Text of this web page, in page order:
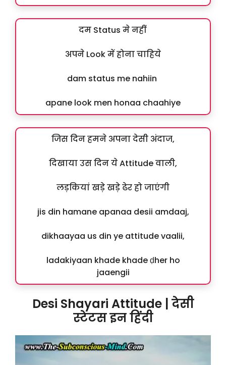
दम Status मे नहीं
अपने Look में होना चाहिये
dam status me nahiin
apane look men honaa chaahiye
जिस दिन हमने अपना देसी अंदाज,
दिखाया उस दिन ये Attitude वाली,
लड़कियां खड़े खड़े ढेर हो जाएंगी
jis din hamane apanaa desii amdaaj,
dikhaayaa us din ye attitude vaalii,
ladakiyaan khade khade ḍher ho
jaaengii
Desi Shayari Attitude | देसी
स्टेटस इन हिंदी